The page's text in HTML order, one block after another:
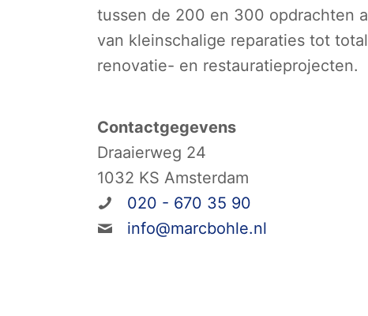
tussen de 200 en 300 opdrachten
van kleinschalige reparaties tot
renovatie- en restauratieprojecten.
Contactgegevens
Draaierweg 24
1032 KS Amsterdam
020 - 670 35 90
info@marcbohle.nl